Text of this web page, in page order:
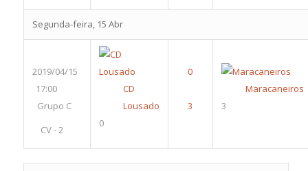
Segunda-feira, 15 Abr
2019/04/15
17:00
Grupo C
CV - 2
CD
Lousado
0
Maracaneiros
3